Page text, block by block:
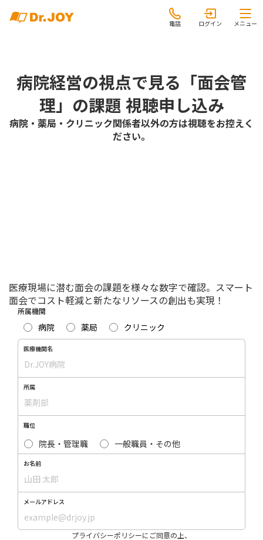
電話 ログイン メニュー
病院経営の視点で見る「面会管
理」の課題 視聴申し込み
病院・薬局・クリニック関係者以外の方は視聴をお控えく
ださい。
医療現場に潜む面会の課題を様々な数字で確認。スマート
面会でコスト軽減と新たなリソースの創出も実現！
所属機関
病院 薬局 クリニック
医療機関名
所属
職位
院長・管理職 一般職員・その他
お名前
メールアドレス
プライバシーポリシーにご同意の上、